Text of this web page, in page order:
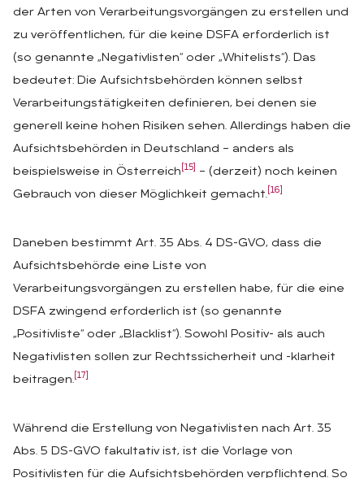
der Arten von Verarbeitungsvorgängen zu erstellen und
zu veröffentlichen, für die keine DSFA erforderlich ist
(so genannte „Negativlisten“ oder „Whitelists“). Das
bedeutet: Die Aufsichtsbehörden können selbst
Verarbeitungstätigkeiten definieren, bei denen sie
generell keine hohen Risiken sehen. Allerdings haben die
Aufsichtsbehörden in Deutschland – anders als
beispielsweise in Österreich [15]
– (derzeit) noch keinen
Gebrauch von dieser Möglichkeit gemacht. [16]
Daneben bestimmt Art. 35 Abs. 4 DS-GVO, dass die
Aufsichtsbehörde eine Liste von
Verarbeitungsvorgängen zu erstellen habe, für die eine
DSFA zwingend erforderlich ist (so genannte
„Positivliste“ oder „Blacklist“). Sowohl Positiv- als auch
Negativlisten sollen zur Rechtssicherheit und -klarheit
beitragen. [17]
Während die Erstellung von Negativlisten nach Art. 35
Abs. 5 DS-GVO fakultativ ist, ist die Vorlage von
Positivlisten für die Aufsichtsbehörden verpflichtend. So